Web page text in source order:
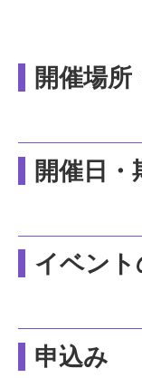
開催場所
開催日・
イベント
申込み